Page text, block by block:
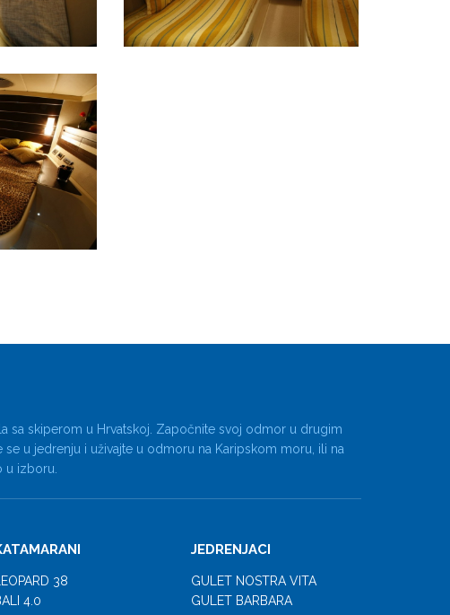
sa skiperom u Hrvatskoj. Započnite svoj odmor u drugim
u jedrenju i uživajte u odmoru na Karipskom moru, ili na
u izboru.
38
4.0
JEDRENJACI
GULET NOSTRA VITA
GULET BARBARA